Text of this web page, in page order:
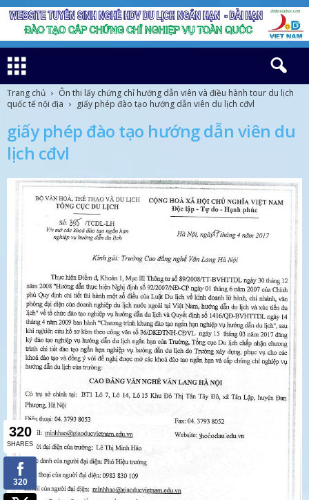
Trang chủ
Ôn thi lấy chứng chỉ hướng dẫn viên và điều hành tour du lịch
quốc tế nội địa
giấy phép đào tạo hướng dẫn viên du lịch cđvl
giấy phép đào tạo hướng dẫn viên du
lịch cđvl